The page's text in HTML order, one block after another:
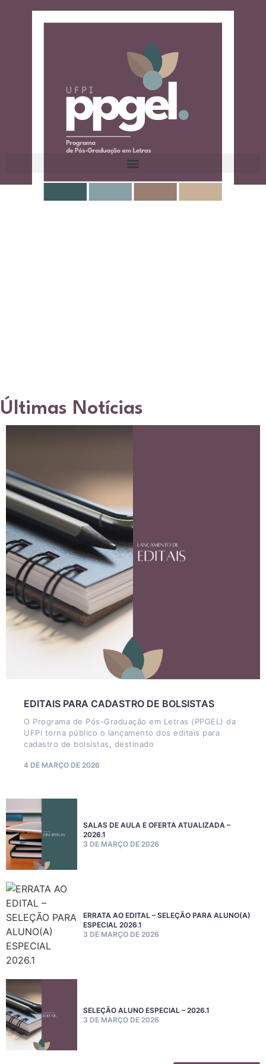
Últimas Notícias
EDITAIS PARA CADASTRO DE BOLSISTAS
O Programa de Pós-Graduação em Letras (PPGEL) da
UFPI torna público o lançamento dos editais para
cadastro de bolsistas, destinado
4 DE MARÇO DE 2026
SALAS DE AULA E OFERTA ATUALIZADA –
2026.1
3 DE MARÇO DE 2026
ERRATA AO EDITAL – SELEÇÃO PARA ALUNO(A)
ESPECIAL 2026.1
3 DE MARÇO DE 2026
SELEÇÃO ALUNO ESPECIAL – 2026.1
3 DE MARÇO DE 2026